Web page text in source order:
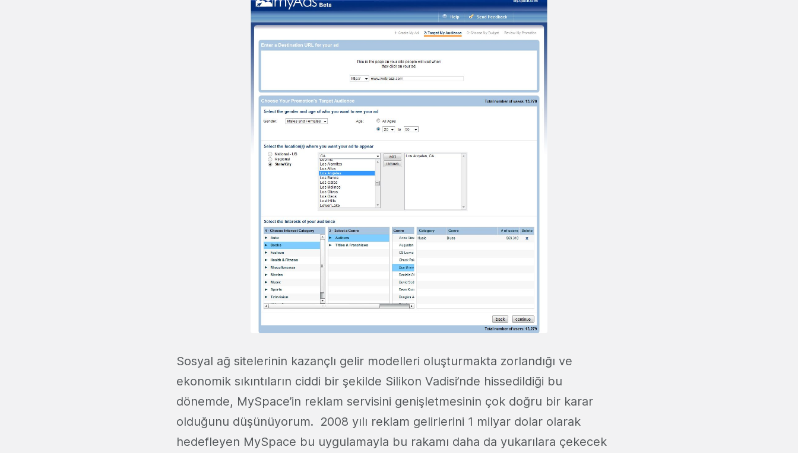
Sosyal ağ sitelerinin kazançlı gelir modelleri oluşturmakta zorlandığı ve
ekonomik sıkıntıların ciddi bir şekilde Silikon Vadisi’nde hissedildiği bu
dönemde, MySpace’in reklam servisini genişletmesinin çok doğru bir karar
olduğunu düşünüyorum. 2008 yılı reklam gelirlerini 1 milyar dolar olarak
hedefleyen MySpace bu uygulamayla bu rakamı daha da yukarılara çekecek